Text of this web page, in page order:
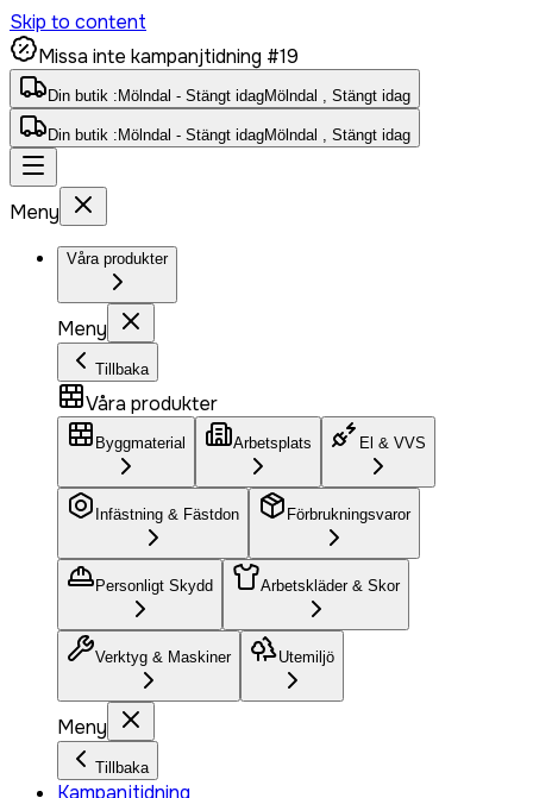
Skip to content
Missa inte kampanjtidning #19
Din butik : Mölndal - Stängt idagMölndal , Stängt idag
Din butik : Mölndal - Stängt idagMölndal , Stängt idag
Meny
Våra produkter
Meny
Tillbaka
Våra produkter
Byggmaterial Arbetsplats El & VVS
Infästning & Fästdon Förbrukningsvaror
Personligt Skydd Arbetskläder & Skor
Verktyg & Maskiner Utemiljö
Meny
Tillbaka
Kampanjtidning